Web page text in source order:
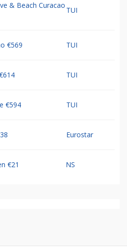
& Beach Curacao
TUI
€569 TUI
TUI
€594 TUI
Eurostar
€21 NS